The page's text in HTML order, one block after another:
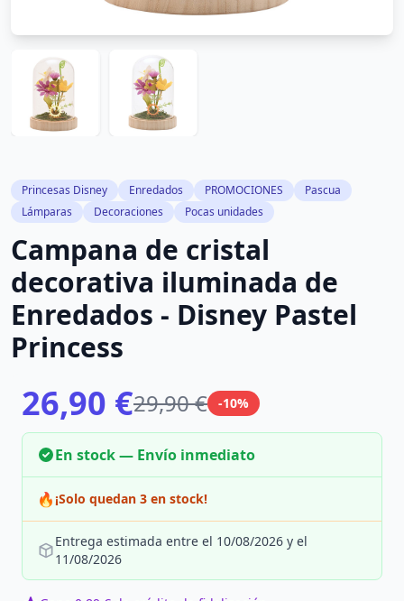
Princesas Disney Enredados PROMOCIONES
Pascua
Lámparas
Decoraciones Pocas unidades
Campana de cristal
decorativa iluminada de
Enredados - Disney Pastel
Princess
26,90 €29,90 € -10%
En stock — Envío inmediato
🔥¡Solo quedan 3 en stock!
Entrega estimada entre el 10/08/2026 y el
11/08/2026